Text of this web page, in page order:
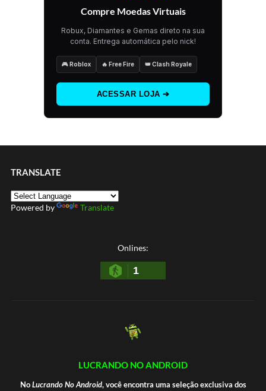
Compre Moedas Virtuais
Robux, Diamantes e Gemas direto na sua
conta. Entrega automática pelo nick!
🎮 Roblox 🔥 Free Fire 👑 Clash Royale
ACESSAR LOJA ➔
TRANSLATE
Powered by Translate
Onlines:
1
LUCRANDO NO ANDROID
NoLucrando No Android, você encontra uma seleção exclusiva dos